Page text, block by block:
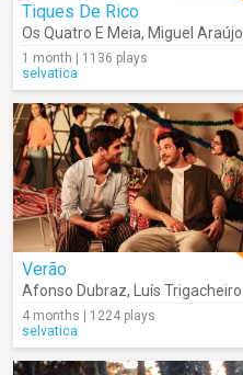
Tiques De Rico
Os Quatro E Meia, Miguel Araújo
1 month | 1136 plays
selvatica
Verão
Afonso Dubraz, Luís Trigacheiro
4 months | 1224 plays
selvatica